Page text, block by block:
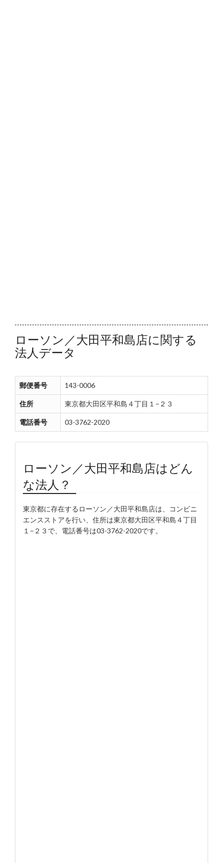
ローソン／大田平和島店に関する
法人データ
郵便番号 143-0006
住所 東京都大田区平和島４丁目１−２３
電話番号 03-3762-2020
ローソン／大田平和島店はどん
な法人？
東京都に存在するローソン／大田平和島店は、コンビニ
エンスストアを行い、住所は東京都大田区平和島４丁目
１−２３で、電話番号は03-3762-2020です。